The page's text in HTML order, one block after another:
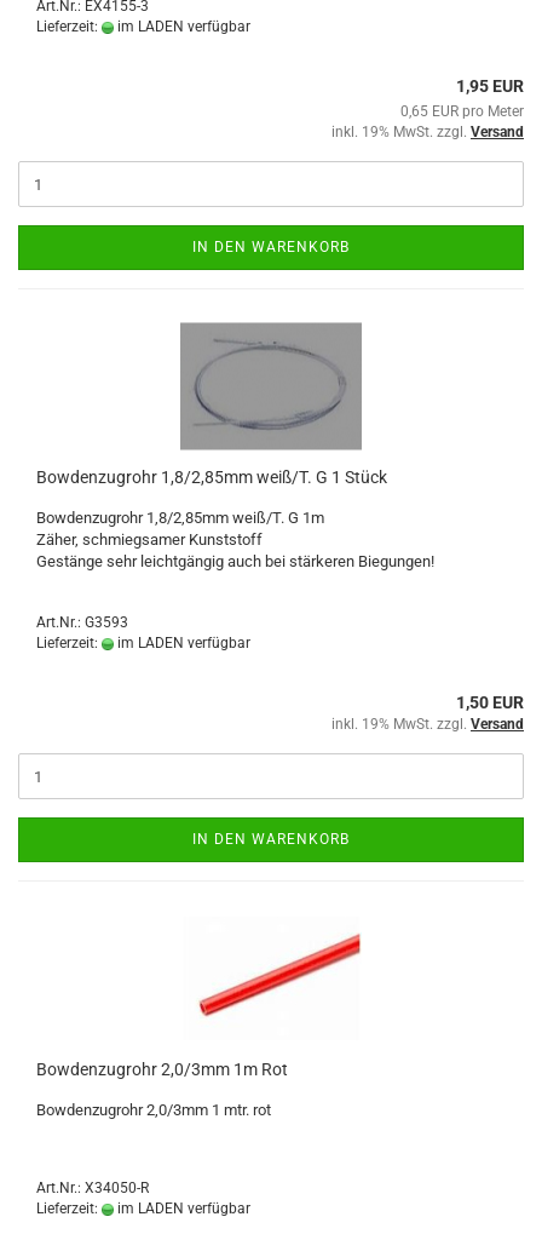
Art.Nr.: EX4155-3
Lieferzeit:
im LADEN verfügbar
1,95 EUR
0,65 EUR pro Meter
inkl. 19% MwSt. zzgl. Versand
IN DEN WARENKORB
Bowdenzugrohr 1,8/2,85mm weiß/T. G 1 Stück
Bowdenzugrohr 1,8/2,85mm weiß/T. G 1m
Zäher, schmiegsamer Kunststoff
Gestänge sehr leichtgängig auch bei stärkeren Biegungen!
Art.Nr.: G3593
Lieferzeit:
im LADEN verfügbar
1,50 EUR
inkl. 19% MwSt. zzgl. Versand
IN DEN WARENKORB
Bowdenzugrohr 2,0/3mm 1m Rot
Bowdenzugrohr 2,0/3mm 1 mtr. rot
Art.Nr.: X34050-R
Lieferzeit:
im LADEN verfügbar